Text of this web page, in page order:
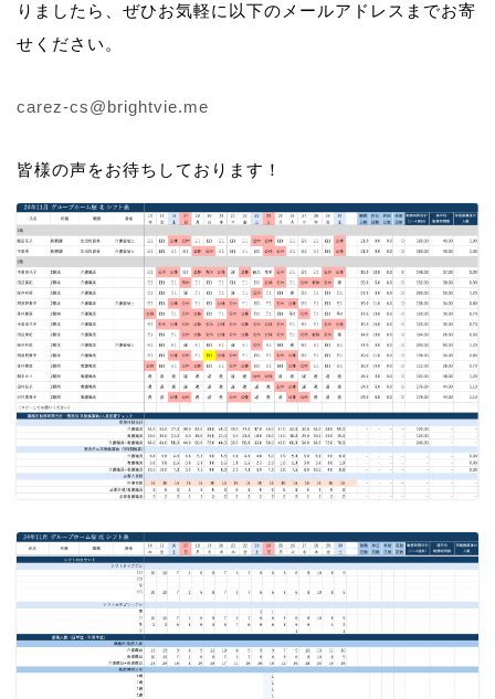
りましたら、ぜひお気軽に以下のメールアドレスまでお寄
せください。
carez-cs@brightvie.me
皆様の声をお待ちしております！